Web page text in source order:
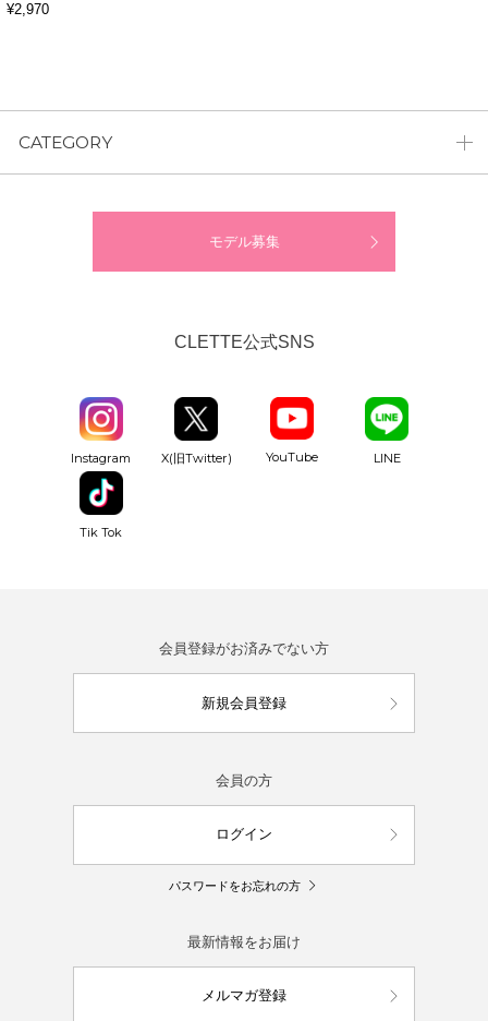
¥2,970
CATEGORY
モデル募集
CLETTE公式SNS
Instagram X(旧Twitter) YouTube LINE
Tik Tok
会員登録がお済みでない方
新規会員登録
会員の方
ログイン
パスワードをお忘れの方
最新情報をお届け
メルマガ登録